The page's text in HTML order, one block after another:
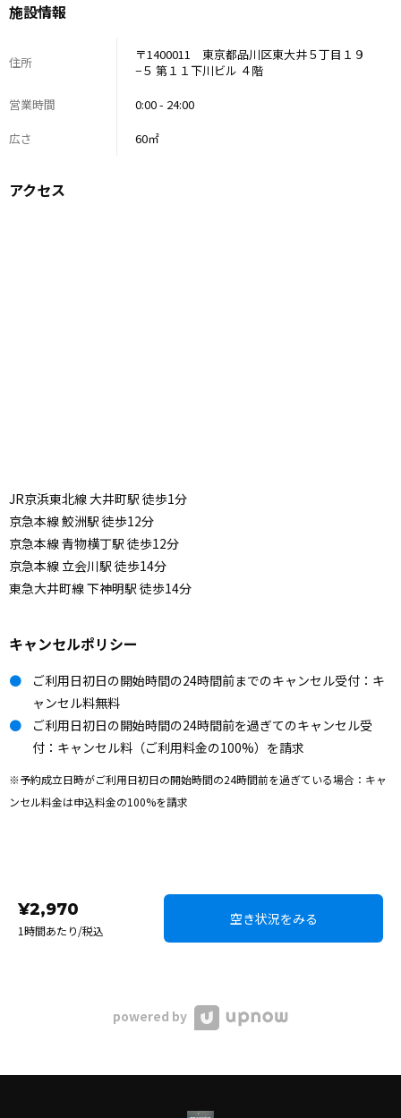
施設情報
住所
〒1400011 東京都品川区東大井５丁目１９
−５ 第１１下川ビル ４階
営業時間
0:00 - 24:00
広さ
60㎡
アクセス
JR京浜東北線 大井町駅 徒歩1分
京急本線 鮫洲駅 徒歩12分
京急本線 青物横丁駅 徒歩12分
京急本線 立会川駅 徒歩14分
東急大井町線 下神明駅 徒歩14分
キャンセルポリシー
ご利用日初日の開始時間の24時間前までのキャンセル受付：キ
ャンセル料無料
ご利用日初日の開始時間の24時間前を過ぎてのキャンセル受
付：キャンセル料（ご利用料金の100%）を請求
※予約成立日時がご利用日初日の開始時間の24時間前を過ぎている場合：キャ
ンセル料金は申込料金の100%を請求
¥2,970
1時間あたり/税込
空き状況をみる
powered by